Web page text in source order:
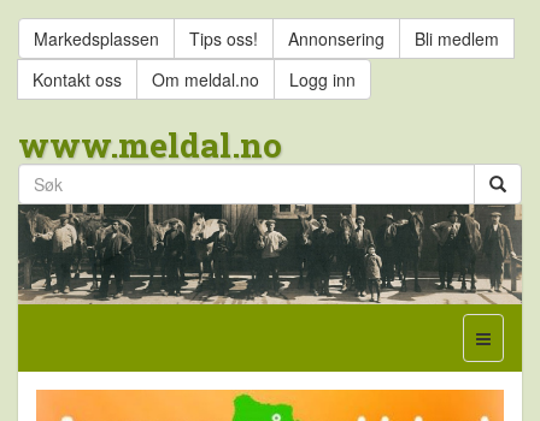
Markedsplassen Tips oss! Annonsering
Bli medlem
Kontakt oss
Om meldal.no Logg inn
www.meldal.no